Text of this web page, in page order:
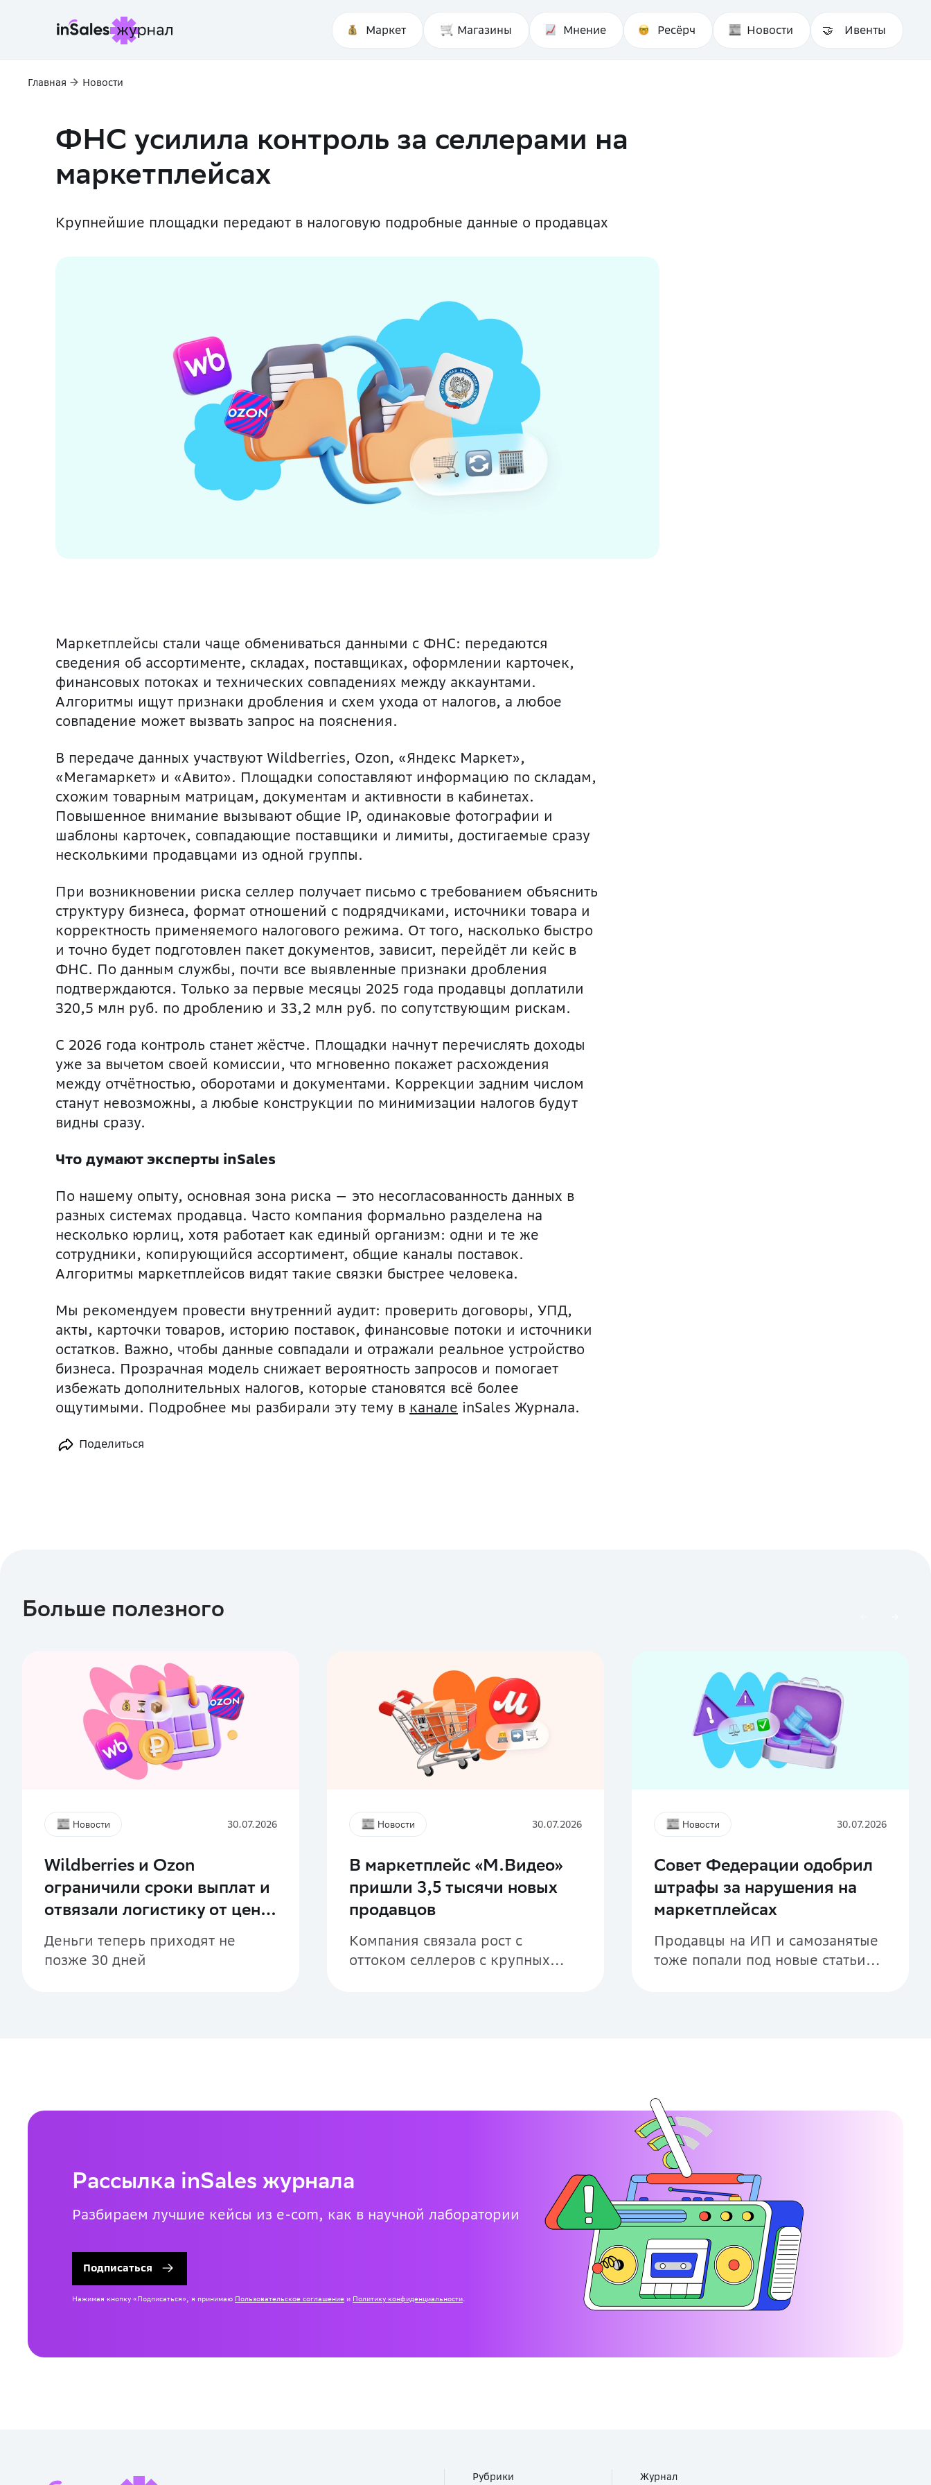
Маркет Магазины Мнение Ресёрч Новости Ивенты
Главная Новости
ФНС усилила контроль за селлерами на
маркетплейсах
Крупнейшие площадки передают в налоговую подробные данные о продавцах
Маркетплейсы стали чаще обмениваться данными с ФНС: передаются
сведения об ассортименте, складах, поставщиках, оформлении карточек,
финансовых потоках и технических совпадениях между аккаунтами.
Алгоритмы ищут признаки дробления и схем ухода от налогов, а любое
совпадение может вызвать запрос на пояснения.
В передаче данных участвуют Wildberries, Ozon, «Яндекс Маркет»,
«Мегамаркет» и «Авито». Площадки сопоставляют информацию по складам,
схожим товарным матрицам, документам и активности в кабинетах.
Повышенное внимание вызывают общие IP, одинаковые фотографии и
шаблоны карточек, совпадающие поставщики и лимиты, достигаемые сразу
несколькими продавцами из одной группы.
При возникновении риска селлер получает письмо с требованием объяснить
структуру бизнеса, формат отношений с подрядчиками, источники товара и
корректность применяемого налогового режима. От того, насколько быстро
и точно будет подготовлен пакет документов, зависит, перейдёт ли кейс в
ФНС. По данным службы, почти все выявленные признаки дробления
подтверждаются. Только за первые месяцы 2025 года продавцы доплатили
320,5 млн руб. по дроблению и 33,2 млн руб. по сопутствующим рискам.
С 2026 года контроль станет жёстче. Площадки начнут перечислять доходы
уже за вычетом своей комиссии, что мгновенно покажет расхождения
между отчётностью, оборотами и документами. Коррекции задним числом
станут невозможны, а любые конструкции по минимизации налогов будут
видны сразу.
Что думают эксперты inSales
По нашему опыту, основная зона риска — это несогласованность данных в
разных системах продавца. Часто компания формально разделена на
несколько юрлиц, хотя работает как единый организм: одни и те же
сотрудники, копирующийся ассортимент, общие каналы поставок.
Алгоритмы маркетплейсов видят такие связки быстрее человека.
Мы рекомендуем провести внутренний аудит: проверить договоры, УПД,
акты, карточки товаров, историю поставок, финансовые потоки и источники
остатков. Важно, чтобы данные совпадали и отражали реальное устройство
бизнеса. Прозрачная модель снижает вероятность запросов и помогает
избежать дополнительных налогов, которые становятся всё более
ощутимыми. Подробнее мы разбирали эту тему в канале inSales Журнала.
Поделиться
Больше полезного
Новости 30.07.2026
Wildberries и Ozon
ограничили сроки выплат и
отвязали логистику от цены
товара
Деньги теперь приходят не
позже 30 дней
Новости 30.07.2026
В маркетплейс «М.Видео»
пришли 3,5 тысячи новых
продавцов
Компания связала рост с
оттоком селлеров с крупных
Новости 30.07.2026
Совет Федерации одобрил
штрафы за нарушения на
маркетплейсах
Продавцы на ИП и самозанятые
тоже попали под новые статьи
Рассылка inSales журнала
Разбираем лучшие кейсы из e-com, как в научной лаборатории
Подписаться
Нажимая кнопку «Подписаться», я принимаю Пользовательское соглашение и Политику конфиденциальности.
Рубрики Журнал